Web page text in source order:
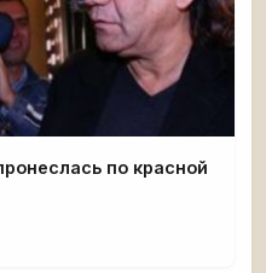
по красной